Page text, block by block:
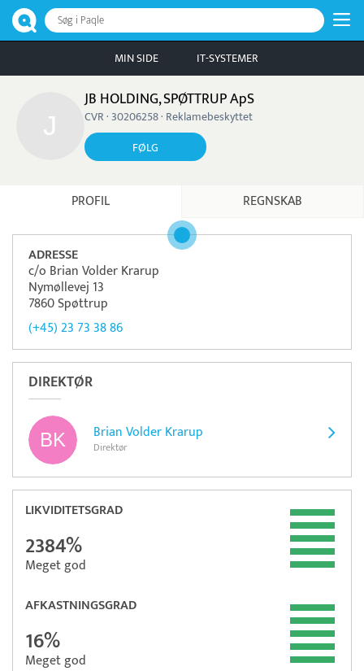
Søg i Paqle
MIN SIDE IT-SYSTEMER
JB HOLDING, SPØTTRUP ApS
CVR · 30206258 · Reklamebeskyttet
FØLG
PROFIL REGNSKAB
ADRESSE
c/o Brian Volder Krarup
Nymøllevej 13
7860 Spøttrup
(+45) 23 73 38 86
DIREKTØR
Brian Volder Krarup
Direktør
LIKVIDITETSGRAD
2384%
Meget god
AFKASTNINGSGRAD
16%
Meget god